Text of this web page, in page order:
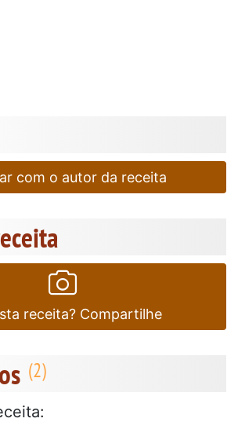
com o autor da receita
receita? Compartilhe